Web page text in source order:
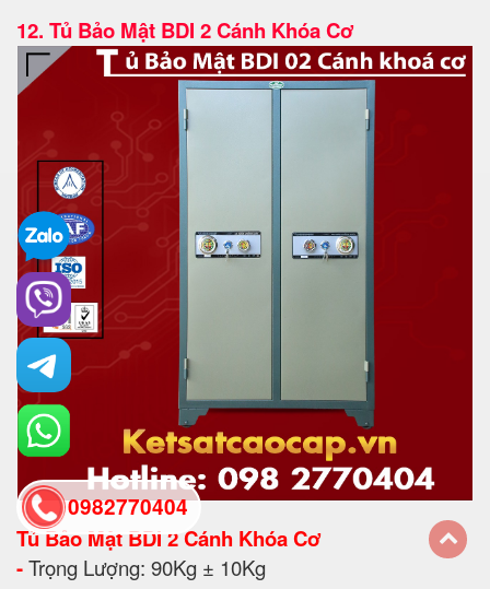
12. Tủ Bảo Mật BDI 2 Cánh Khóa Cơ
Tủ Bảo Mật BDI 2 Cánh Khóa Cơ
-Trọng Lượng: 90Kg ± 10Kg
0982770404